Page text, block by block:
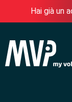
Hai già un